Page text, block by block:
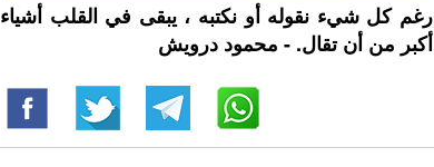
رغم كل شيء نقوله أو نكتبه ، يبقى في القلب أشياء
أكبر من أن تقال. - محمود درويش